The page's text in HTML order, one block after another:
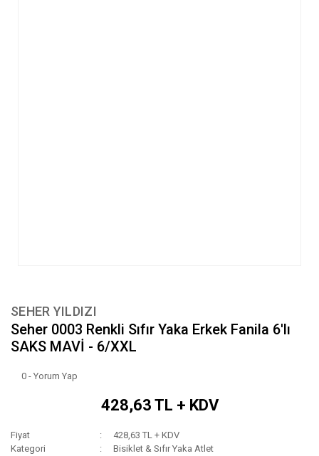
SEHER YILDIZI
Seher 0003 Renkli Sıfır Yaka Erkek Fanila 6'lı
SAKS MAVİ - 6/XXL
0 - Yorum Yap
428,63 TL + KDV
Fiyat
428,63 TL + KDV
Kategori
Bisiklet & Sıfır Yaka Atlet